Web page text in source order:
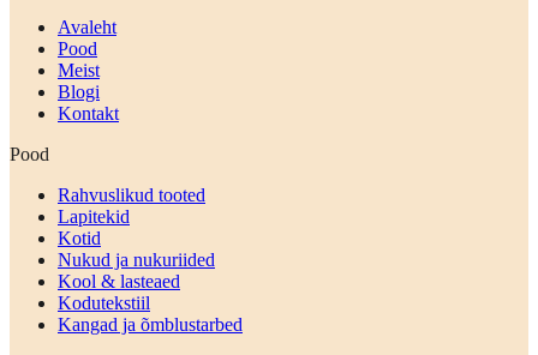
Avaleht
Pood
Meist
Blogi
Kontakt
Pood
Rahvuslikud tooted
Lapitekid
Kotid
Nukud ja nukuriided
Kool & lasteaed
Kodutekstiil
Kangad ja õmblustarbed